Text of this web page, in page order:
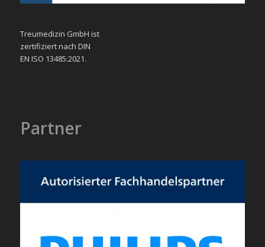
Treumedizin GmbH ist
zertifiziert nach DIN
EN ISO 13485:2021.
Partner